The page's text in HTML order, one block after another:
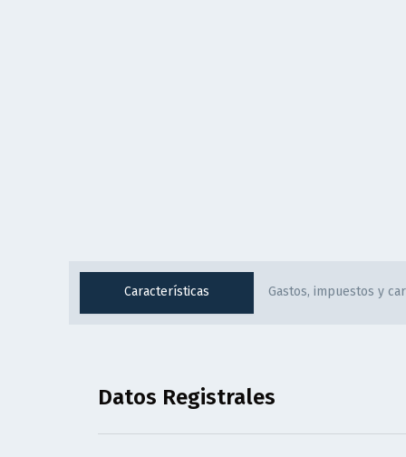
Características Gastos, impuestos y
Datos Registrales